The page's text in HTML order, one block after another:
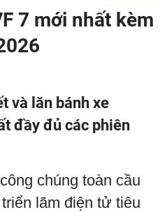
7 mới nhất kèm
và lăn bánh xe
đầy đủ các phiên
chúng toàn cầu
lãm điện tử tiêu